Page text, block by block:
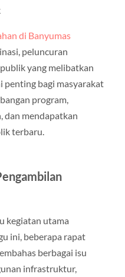
di Banyumas
peluncuran
yang melibatkan
penting bagi masyarakat
program,
dan mendapatkan
terbaru.
kegiatan utama
ini, beberapa rapat
berbagai isu
infrastruktur,